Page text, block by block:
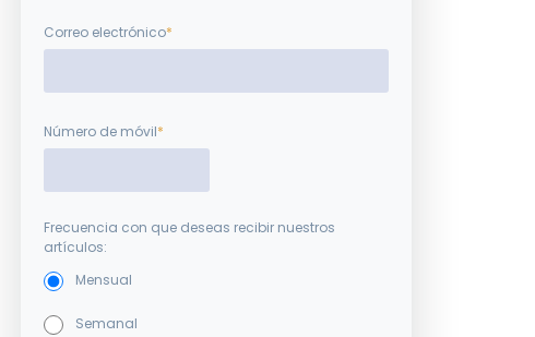
Correo electrónico*
Número de móvil*
Frecuencia con que deseas recibir nuestros
artículos:
Mensual
Semanal